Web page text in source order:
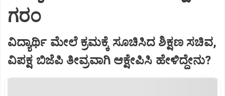
ಗರಂ
ವಿದ್ಯಾರ್ಥಿ ಮೇಲೆ ಕ್ರಮಕ್ಕೆ ಸೂಚಿಸಿದ ಶಿಕ್ಷಣ ಸಚಿವ,
ವಿಪಕ್ಷ ಬಿಜೆಪಿ ತೀವ್ರವಾಗಿ ಆಕ್ಷೇಪಿಸಿ ಹೇಳಿದ್ದೇನು?